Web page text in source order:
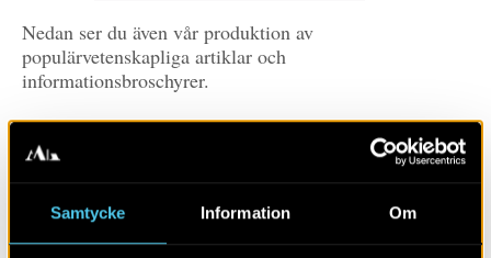
Samtycke Information Om
Nedan ser du även vår produktion av
populärvetenskapliga artiklar och
informationsbroschyrer.
Prenumerera
klicka på RSS-ikonen.Det skiljer mellan olika
webbläsare, här kan du läsa mer om hur du gör (PDF)